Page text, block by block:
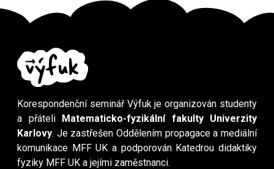
Korespondenční seminář Výfuk je organizován studenty
a přáteli Matematicko-fyzikální fakulty Univerzity
Karlovy. Je zastřešen Oddělením propagace a mediální
komunikace MFF UK a podporován Katedrou didaktiky
fyziky MFF UK a jejími zaměstnanci.